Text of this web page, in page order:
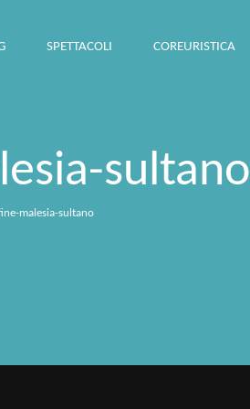
SPETTACOLI COREURISTICA
sultano
malesia-sultano